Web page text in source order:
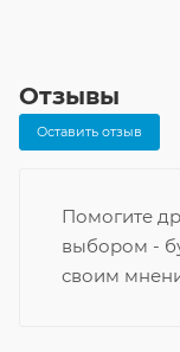
Отзывы
Оставить отзыв
Помогите
выбором -
своим